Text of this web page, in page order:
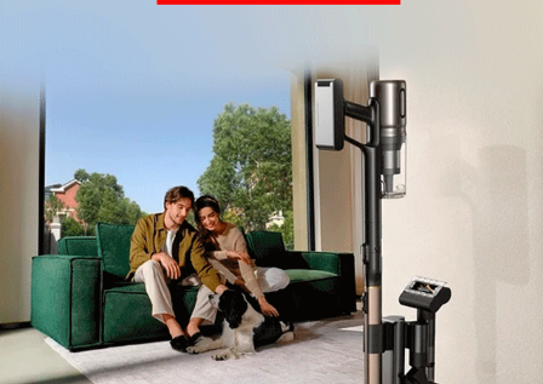
Комментарии
Мы знаем, вам есть что сказать!
ВойдитеилиЗарегистрируйтесь , чтобы
оставить комментарий